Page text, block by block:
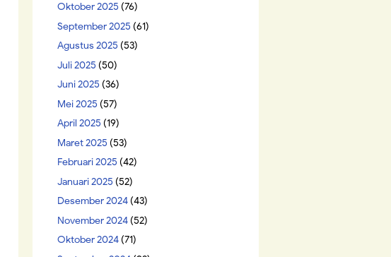
Oktober 2025 (76)
September 2025 (61)
Agustus 2025 (53)
Juli 2025 (50)
Juni 2025 (36)
Mei 2025 (57)
April 2025 (19)
Maret 2025 (53)
Februari 2025 (42)
Januari 2025 (52)
Desember 2024(43)
November 2024(52)
Oktober 2024(71)